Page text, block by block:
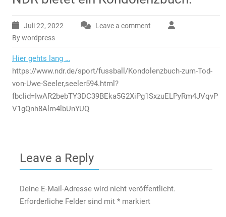
Juli 22, 2022
Leave a comment
By wordpress
Hier gehts lang …
https://www.ndr.de/sport/fussball/Kondolenzbuch-zum-Tod-
von-Uwe-Seeler,seeler594.html?
fbclid=IwAR2bebTY3DC39BEka5G2XiPg1SxzuELPyRm4JVqvP
V1gQnh8Alm4lbUnYUQ
Leave a Reply
Deine E-Mail-Adresse wird nicht veröffentlicht.
Erforderliche Felder sind mit * markiert